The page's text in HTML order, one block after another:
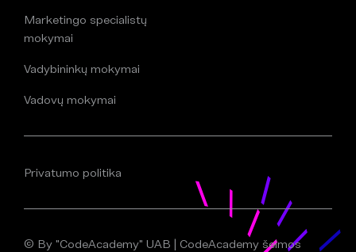
Marketingo specialistų
mokymai
Vadybininkų mokymai
Vadovų mokymai
Privatumo politika
© By "CodeAcademy" UAB | CodeAcademy šeimos